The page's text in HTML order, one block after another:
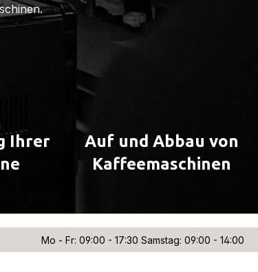
Ihrer
Auf und Abbau von
Kaffeemaschinen
Mo - Fr: 09:00 - 17:30 Samstag: 09:00 - 14:00